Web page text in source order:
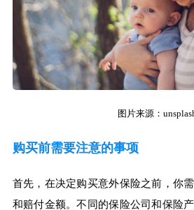
图片来源：
购买前需要注意的事项
首先，在决定购买意外保险之前，你
和赔付金额。不同的保险公司和保险